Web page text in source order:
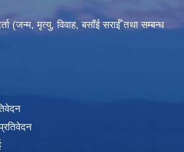
(जन्म, मृत्यु, विवाह, बसाँई सराईँ तथा सम्बन्ध